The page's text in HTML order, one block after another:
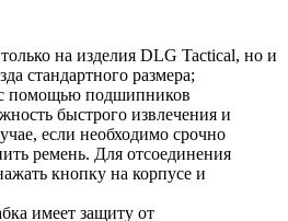
на изделия DLG Tactical, но и
стандартного размера;
помощью подшипников
быстрого извлечения и
если необходимо срочно
ремень. Для отсоединения
кнопку на корпусе и
имеет защиту от